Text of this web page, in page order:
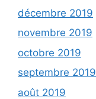
décembre 2019
novembre 2019
octobre 2019
septembre 2019
août 2019